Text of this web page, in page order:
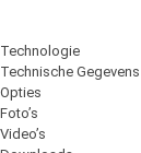
Technologie
Technische Gegevens
Opties
Foto’s
Video’s